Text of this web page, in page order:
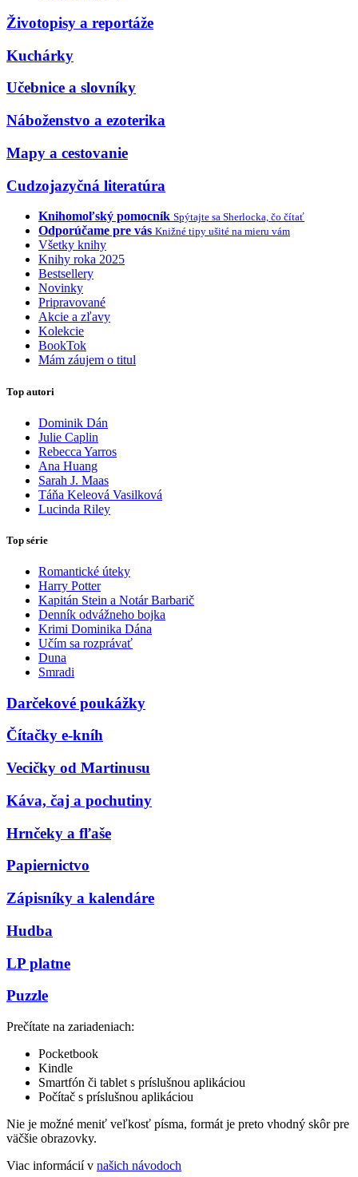
Životopisy a reportáže
Kuchárky
Učebnice a slovníky
Náboženstvo a ezoterika
Mapy a cestovanie
Cudzojazyčná literatúra
Knihomoľský pomocník Spýtajte sa Sherlocka, čo čítať
Odporúčame pre vás Knižné tipy ušité na mieru vám
Všetky knihy
Knihy roka 2025
Bestsellery
Novinky
Pripravované
Akcie a zľavy
Kolekcie
BookTok
Mám záujem o titul
Top autori
Dominik Dán
Julie Caplin
Rebecca Yarros
Ana Huang
Sarah J. Maas
Táňa Keleová Vasilková
Lucinda Riley
Top série
Romantické úteky
Harry Potter
Kapitán Stein a Notár Barbarič
Denník odvážneho bojka
Krimi Dominika Dána
Učím sa rozprávať
Duna
Smradi
Darčekové poukážky
Čítačky e-kníh
Vecičky od Martinusu
Káva, čaj a pochutiny
Hrnčeky a fľaše
Papiernictvo
Zápisníky a kalendáre
Hudba
LP platne
Puzzle
Prečítate na zariadeniach:
Pocketbook
Kindle
Smartfón či tablet s príslušnou aplikáciou
Počítač s príslušnou aplikáciou
Nie je možné meniť veľkosť písma, formát je preto vhodný skôr pre
väčšie obrazovky.
Viac informácií v našich návodoch